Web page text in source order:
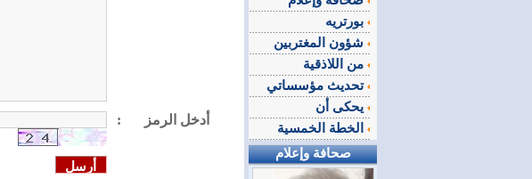
: أدخل الرمز
تحديث مؤسساتي
صحافة وإعلام